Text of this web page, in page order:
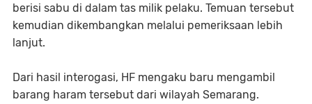
berisi sabu di dalam tas milik pelaku. Temuan tersebut
kemudian dikembangkan melalui pemeriksaan lebih
lanjut.
Dari hasil interogasi, HF mengaku baru mengambil
barang haram tersebut dari wilayah Semarang.